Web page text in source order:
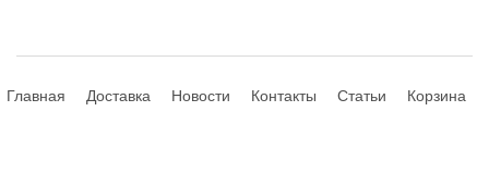
Главная Доставка Новости Контакты Статьи Корзина